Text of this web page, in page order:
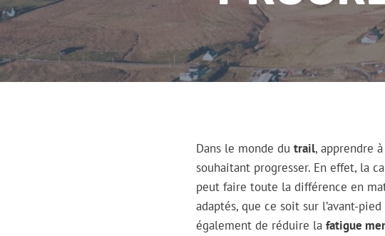
Dans le monde du trail, apprendre à
souhaitant progresser. En effet, la
peut faire toute la différence en
adaptés, que ce soit sur l’avant-
également de réduire la fatigue